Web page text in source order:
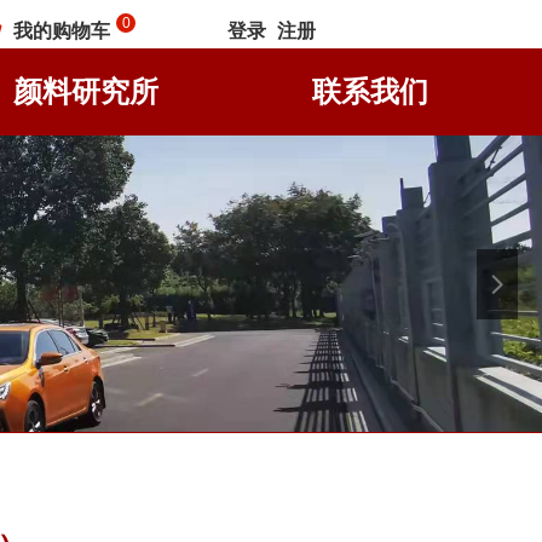
颜料研究所 联系我们
넲
我的购物车 0 登录 注册